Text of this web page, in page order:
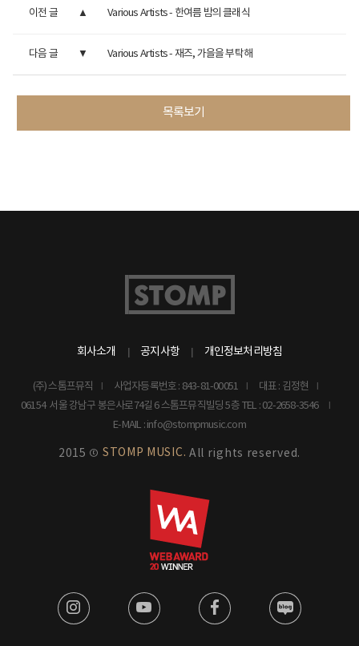
이전 글 Various Artists - 한여름 밤의 클래식
다음 글 Various Artists - 재즈, 가을을 부탁해
목록보기
회사소개 공지사항 개인정보처리방침
(주) 스톰프뮤직 사업자등록번호 : 843-81-00051
대표 : 김정현
06154 서울 강남구 봉은사로74길 6 스톰프뮤직빌딩 5층 TEL : 02-2658-3546
E-MAIL : info@stompmusic.com
2015 © STOMP MUSIC. All rights reserved.